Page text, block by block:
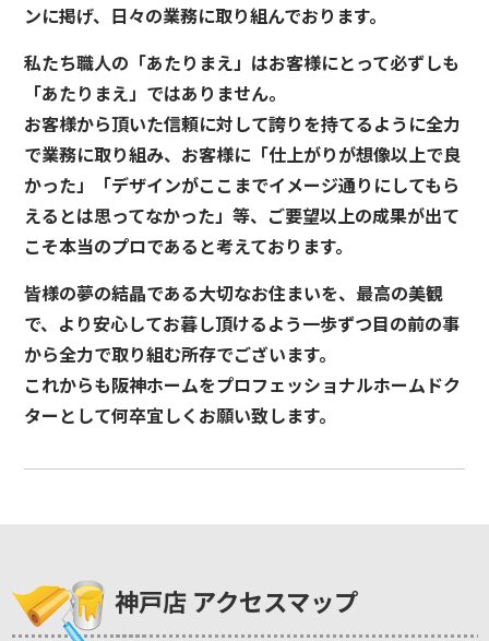
ンに掲げ、日々の業務に取り組んでおります。
私たち職人の「あたりまえ」はお客様にとって必ずしも
「あたりまえ」ではありません。
お客様から頂いた信頼に対して誇りを持てるように全力
で業務に取り組み、お客様に「仕上がりが想像以上で良
かった」「デザインがここまでイメージ通りにしてもら
えるとは思ってなかった」等、ご要望以上の成果が出て
こそ本当のプロであると考えております。
皆様の夢の結晶である大切なお住まいを、最高の美観
で、より安心してお暮し頂けるよう一歩ずつ目の前の事
から全力で取り組む所存でございます。
これからも阪神ホームをプロフェッショナルホームドク
ターとして何卒宜しくお願い致します。
神戸店 アクセスマップ